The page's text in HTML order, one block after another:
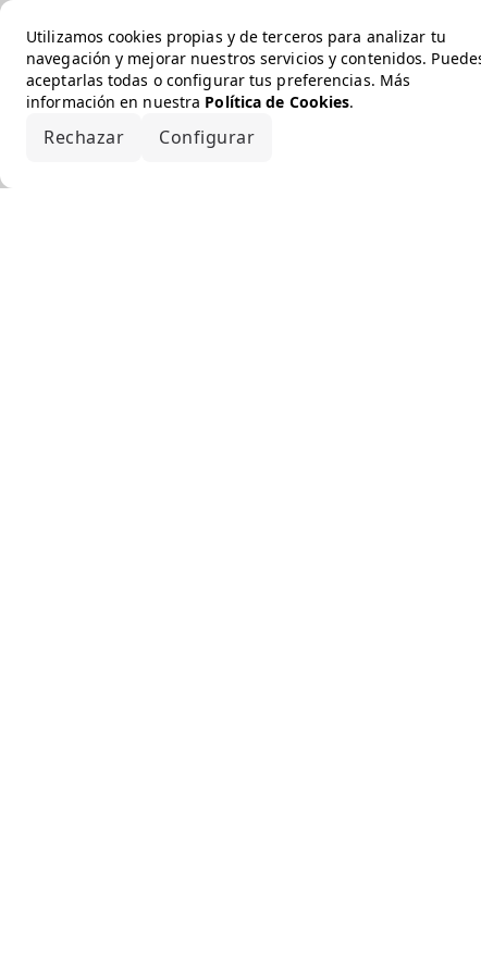
Utilizamos cookies propias y de terceros para analizar tu
navegación y mejorar nuestros servicios y contenidos.
aceptarlas todas o configurar tus preferencias. Más
información en nuestra Política de Cookies.
Rechazar Configurar